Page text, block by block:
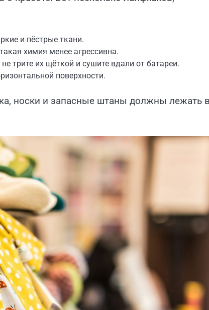
и пёстрые ткани.
химия менее агрессивна.
трите их щёткой и сушите вдали от батареи.
поверхности.
носки и запасные штаны должны лежать